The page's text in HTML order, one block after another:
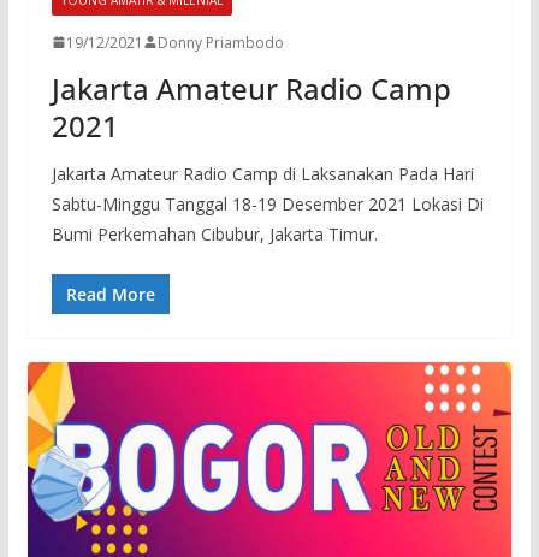
19/12/2021 Donny Priambodo
Jakarta Amateur Radio Camp
2021
Jakarta Amateur Radio Camp di Laksanakan Pada Hari
Sabtu-Minggu Tanggal 18-19 Desember 2021 Lokasi Di
Bumi Perkemahan Cibubur, Jakarta Timur.
Read More